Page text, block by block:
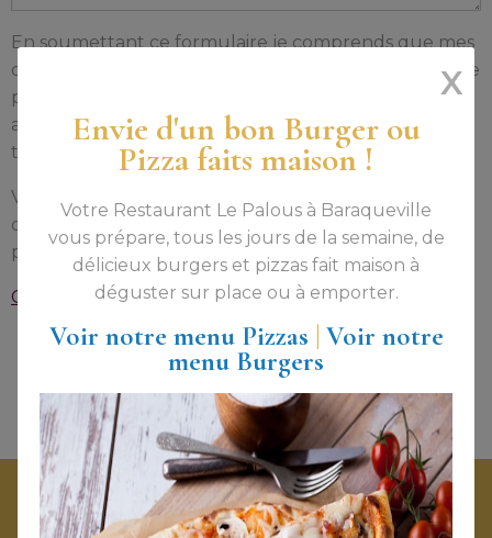
En soumettant ce formulaire je comprends que mes
données transmises seront conservées dans le but de
pouvoir me recontacter. Ces données ne seront en
aucun cas transmises à des personnes ou sociétés
tierces.
Vous bénéficiez du droit de vous inscrire sur la liste
d'opposition au démarchage téléphonique. Pour
plus d’informations :
Bloctel
Consultez notre politique de données personnelles
Envoyer ma demande
Accueil
X
Envie d'un bon Burger ou
Pizza faits maison !
Votre Restaurant Le Palous à Baraqueville
vous prépare, tous les jours de la semaine, de
délicieux burgers et pizzas fait maison à
déguster sur place ou à emporter.
Voir notre menu Pizzas | Voir notre
menu Burgers